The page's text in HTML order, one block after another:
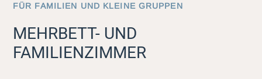
FÜR FAMILIEN UND KLEINE GRUPPEN
MEHRBETT- UND
FAMILIENZIMMER